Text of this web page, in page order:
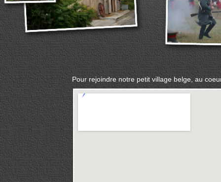
Pour rejoindre notre petit village belge, au